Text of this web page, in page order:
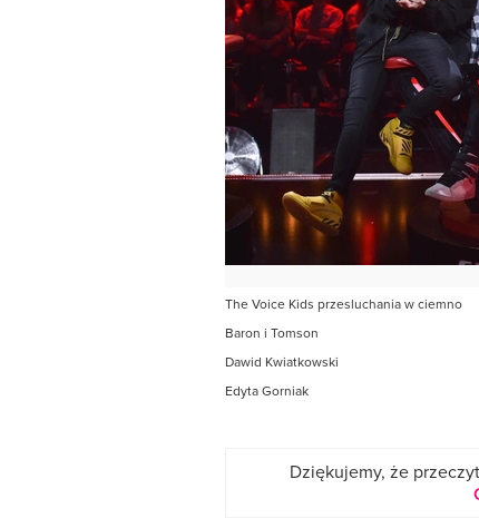
The Voice Kids przesluchania w ciemno
Baron i Tomson
Dawid Kwiatkowski
Edyta Gorniak
Dziękujemy, że